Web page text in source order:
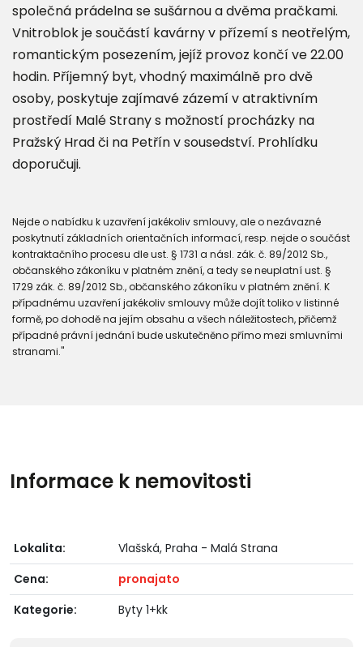
společná prádelna se sušárnou a dvěma pračkami.
Vnitroblok je součástí kavárny v přízemí s neotřelým,
romantickým posezením, jejíž provoz končí ve 22.00
hodin. Příjemný byt, vhodný maximálně pro dvě
osoby, poskytuje zajímavé zázemí v atraktivním
prostředí Malé Strany s možností procházky na
Pražský Hrad či na Petřín v sousedství. Prohlídku
doporučuji.
Nejde o nabídku k uzavření jakékoliv smlouvy, ale o nezávazné
poskytnutí základních orientačních informací, resp. nejde o součást
kontraktačního procesu dle ust. § 1731 a násl. zák. č. 89/2012 Sb.,
občanského zákoníku v platném znění, a tedy se neuplatní ust. §
1729 zák. č. 89/2012 Sb., občanského zákoníku v platném znění. K
případnému uzavření jakékoliv smlouvy může dojít toliko v listinné
formě, po dohodě na jejím obsahu a všech náležitostech, přičemž
případné právní jednání bude uskutečněno přímo mezi smluvními
stranami."
Informace k nemovitosti
Lokalita:
Vlašská, Praha - Malá Strana
Cena:
pronajato
Kategorie:
Byty 1+kk